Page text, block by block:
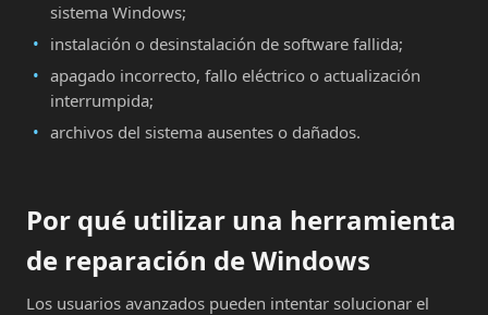
sistema Windows;
instalación o desinstalación de software fallida;
apagado incorrecto, fallo eléctrico o actualización
interrumpida;
archivos del sistema ausentes o dañados.
Por qué utilizar una herramienta
de reparación de Windows
Los usuarios avanzados pueden intentar solucionar el